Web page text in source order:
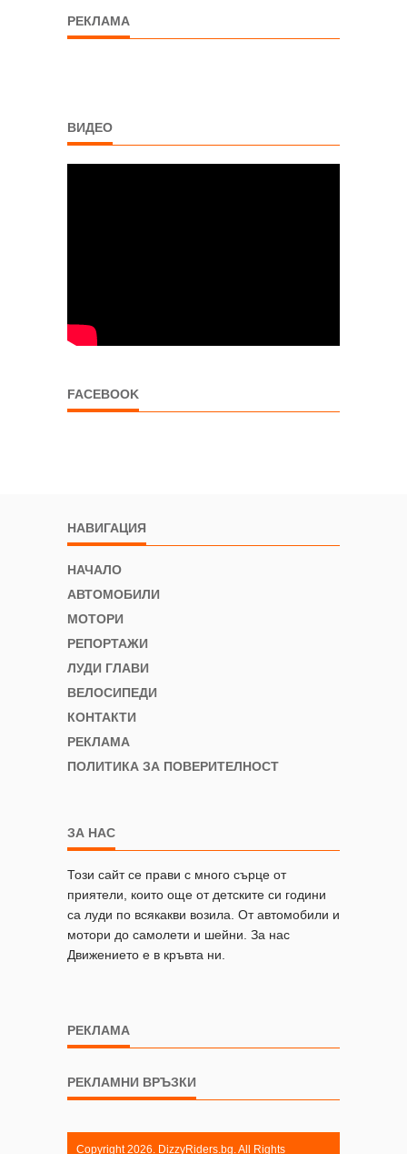
РЕКЛАМА
ВИДЕО
FACEBOOK
НАВИГАЦИЯ
НАЧАЛО
АВТОМОБИЛИ
МОТОРИ
РЕПОРТАЖИ
ЛУДИ ГЛАВИ
ВЕЛОСИПЕДИ
КОНТАКТИ
РЕКЛАМА
ПОЛИТИКА ЗА ПОВЕРИТЕЛНОСТ
ЗА НАС
Този сайт се прави с много сърце от
приятели, които още от детските си години
са луди по всякакви возила. От автомобили и
мотори до самолети и шейни. За нас
Движението е в кръвта ни.
РЕКЛАМА
РЕКЛАМНИ ВРЪЗКИ
Copyright 2026. DizzyRiders.bg. All Rights